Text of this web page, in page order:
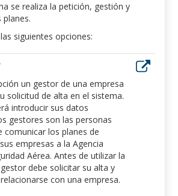
se realiza la petición, gestión y
siguientes opciones:
un gestor de una empresa
solicitud de alta en el sistema.
introducir sus datos
gestores son las personas
comunicar los planes de
empresas a la Agencia
Aérea. Antes de utilizar la
debe solicitar su alta y
con una empresa.